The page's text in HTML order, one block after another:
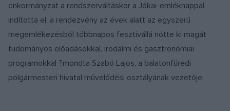
önkormányzat a rendszerváltáskor a Jókai-emléknappal
indította el, a rendezvény az évek alatt az egyszerű
megemlékezésből többnapos fesztivállá nőtte ki magát
tudományos előadásokkal, irodalmi és gasztronómiai
programokkal ?mondta Szabó Lajos, a balatonfüredi
polgármesteri hivatal művelődési osztályának vezetője.